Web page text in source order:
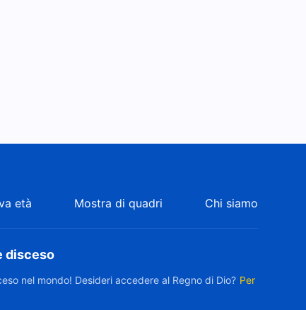
età Mostra di quadri Chi siamo
disceso
nel mondo! Desideri accedere al Regno di Dio? Per